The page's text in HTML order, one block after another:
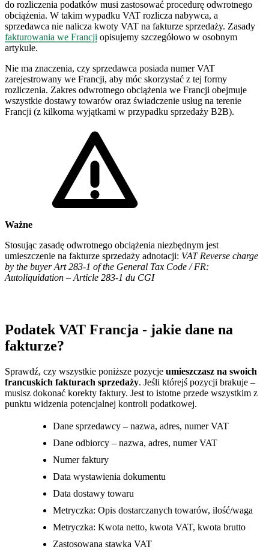
do rozliczenia podatków musi zastosować procedurę odwrotnego
obciążenia. W takim wypadku VAT rozlicza nabywca, a
sprzedawca nie nalicza kwoty VAT na fakturze sprzedaży. Zasady
fakturowania we Francji opisujemy szczegółowo w osobnym
artykule.
Nie ma znaczenia, czy sprzedawca posiada numer VAT
zarejestrowany we Francji, aby móc skorzystać z tej formy
rozliczenia. Zakres odwrotnego obciążenia we Francji obejmuje
wszystkie dostawy towarów oraz świadczenie usług na terenie
Francji (z kilkoma wyjątkami w przypadku sprzedaży B2B).
Ważne
Stosując zasadę odwrotnego obciążenia niezbędnym jest
umieszczenie na fakturze sprzedaży adnotacji: VAT Reverse charge
by the buyer Art 283-1 of the General Tax Code / FR:
Autoliquidation – Article 283-1 du CGI
Podatek VAT Francja - jakie dane na
fakturze?
Sprawdź, czy wszystkie poniższe pozycje umieszczasz na swoich
francuskich fakturach sprzedaży. Jeśli którejś pozycji brakuje –
musisz dokonać korekty faktury. Jest to istotne przede wszystkim z
punktu widzenia potencjalnej kontroli podatkowej.
Dane sprzedawcy – nazwa, adres, numer VAT
Dane odbiorcy – nazwa, adres, numer VAT
Numer faktury
Data wystawienia dokumentu
Data dostawy towaru
Metryczka: Opis dostarczanych towarów, ilość/waga
Metryczka: Kwota netto, kwota VAT, kwota brutto
Zastosowana stawka VAT